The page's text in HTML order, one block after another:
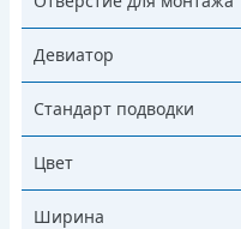
Девиатор
Стандарт подводки
Цвет
Ширина